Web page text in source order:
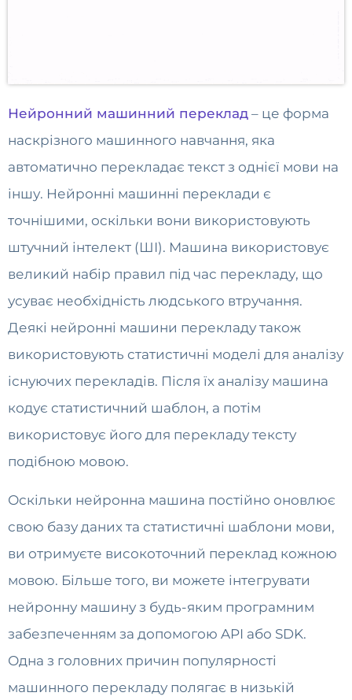
Нейронний машинний переклад – це форма
наскрізного машинного навчання, яка
автоматично перекладає текст з однієї мови на
іншу. Нейронні машинні переклади є
точнішими, оскільки вони використовують
штучний інтелект (ШІ). Машина використовує
великий набір правил під час перекладу, що
усуває необхідність людського втручання.
Деякі нейронні машини перекладу також
використовують статистичні моделі для аналізу
існуючих перекладів. Після їх аналізу машина
кодує статистичний шаблон, а потім
використовує його для перекладу тексту
подібною мовою.
Оскільки нейронна машина постійно оновлює
свою базу даних та статистичні шаблони мови,
ви отримуєте високоточний переклад кожною
мовою. Більше того, ви можете інтегрувати
нейронну машину з будь-яким програмним
забезпеченням за допомогою API або SDK.
Одна з головних причин популярності
машинного перекладу полягає в низькій